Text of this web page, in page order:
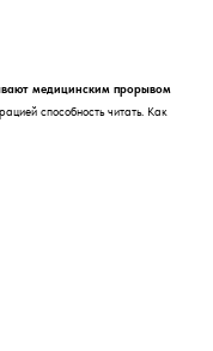
медицинским прорывом
способность читать. Как